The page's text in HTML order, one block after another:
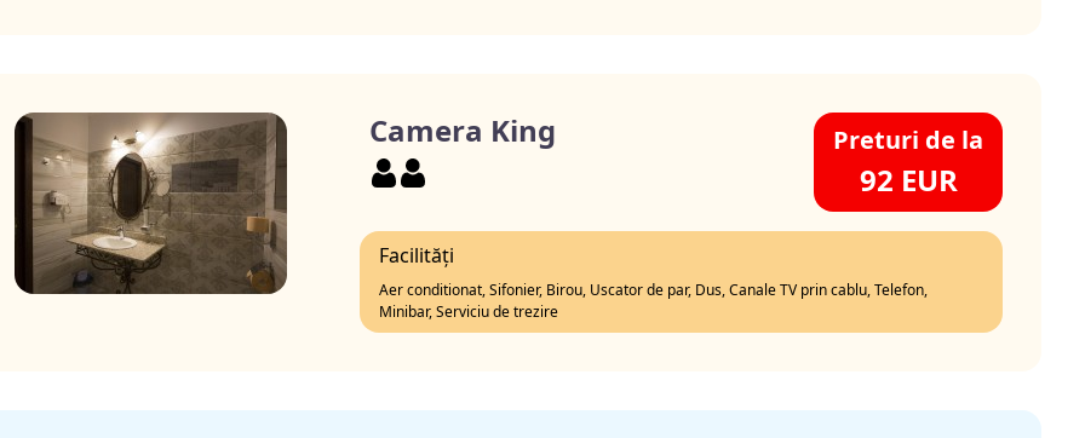
Camera King Preturi de la
92 EUR
Facilități
Aer conditionat, Sifonier, Birou, Uscator de par, Dus, Canale TV prin cablu, Telefon,
Minibar, Serviciu de trezire